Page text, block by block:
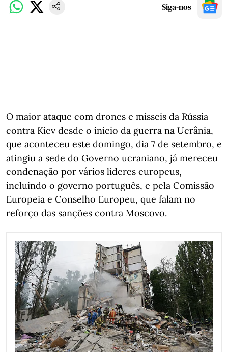
Siga-nos
O maior ataque com drones e mísseis da Rússia
contra Kiev desde o início da guerra na Ucrânia,
que aconteceu este domingo, dia 7 de setembro, e
atingiu a sede do Governo ucraniano, já mereceu
condenação por vários líderes europeus,
incluindo o governo português, e pela Comissão
Europeia e Conselho Europeu, que falam no
reforço das sanções contra Moscovo.